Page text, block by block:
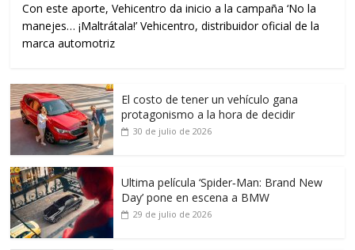
Con este aporte, Vehicentro da inicio a la campaña ‘No la
manejes… ¡Maltrátala!’ Vehicentro, distribuidor oficial de la
marca automotriz
El costo de tener un vehículo gana
protagonismo a la hora de decidir
30 de julio de 2026
Ultima película ‘Spider‑Man: Brand New
Day’ pone en escena a BMW
29 de julio de 2026